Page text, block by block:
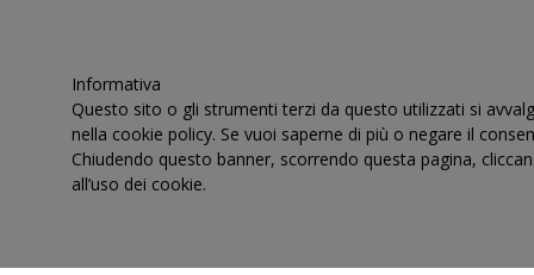
Informativa
Questo sito o gli strumenti terzi da questo utilizzati si
nella cookie policy. Se vuoi saperne di più o negare il
Chiudendo questo banner, scorrendo questa pagina,
all’uso dei cookie.